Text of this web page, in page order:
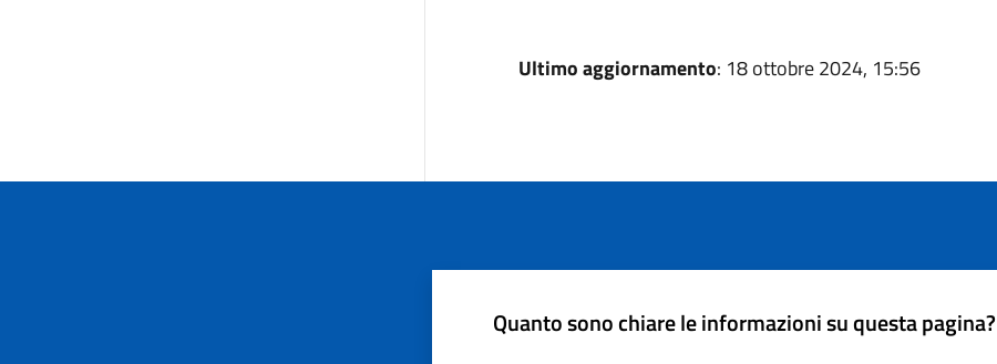
Ultimo aggiornamento: 18 ottobre 2024, 15:56
Quanto sono chiare le informazioni su questa pagina?